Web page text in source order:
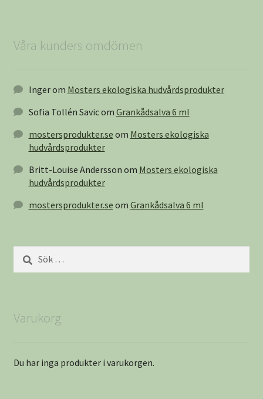
Våra kunders omdömen
Ingerom Mosters ekologiska hudvårdsprodukter
Sofia Tollén Savicom Grankådsalva 6 ml
mostersprodukter.se om Mosters ekologiska
hudvårdsprodukter
Britt-Louise Andersson om Mosters ekologiska
hudvårdsprodukter
mostersprodukter.se om Grankådsalva 6 ml
Sök
efter:
Varukorg
Du har inga produkter i varukorgen.